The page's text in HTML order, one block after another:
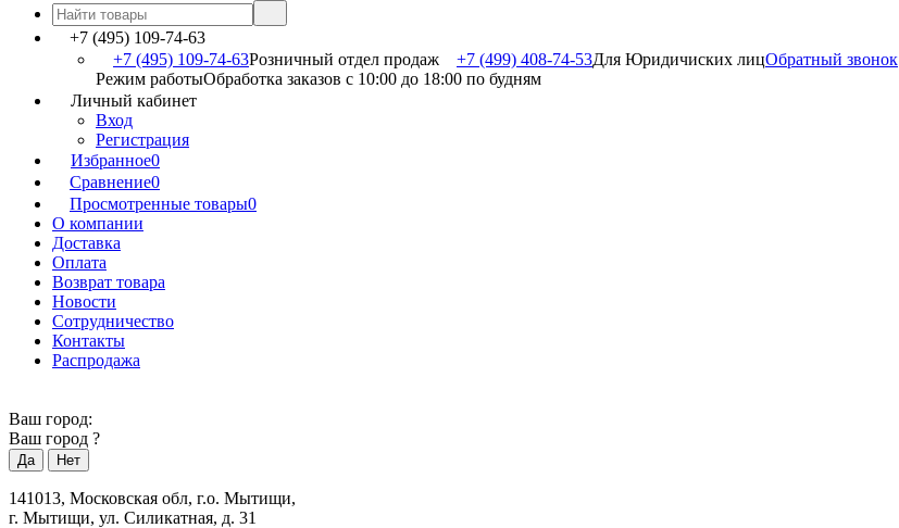
+7 (495) 109-74-63
+7 (495) 109-74-63Розничный отдел продаж +7 (499) 408-74-53Для Юридичиских лицОбратный звонок
Режим работыОбработка заказов с 10:00 до 18:00 по будням
Личный кабинет
Вход
Регистрация
Избранное0
Сравнение0
Просмотренные товары0
О компании
Доставка
Оплата
Возврат товара
Новости
Сотрудничество
Контакты
Распродажа
Ваш город:
Ваш город ?
141013, Московская обл, г.о. Мытищи,
г. Мытищи, ул. Силикатная, д. 31